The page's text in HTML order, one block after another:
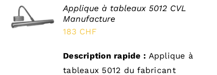
SELECT
OPTIONS
/
Applique à tableaux 5012 CVL
Manufacture
183 CHF
Description rapide : Applique à
tableaux 5012 du fabricant